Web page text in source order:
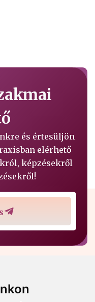
és értesüljön
elérhető
képzésekről